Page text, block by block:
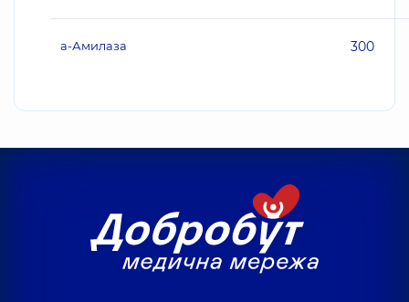
а-Амилаза 300